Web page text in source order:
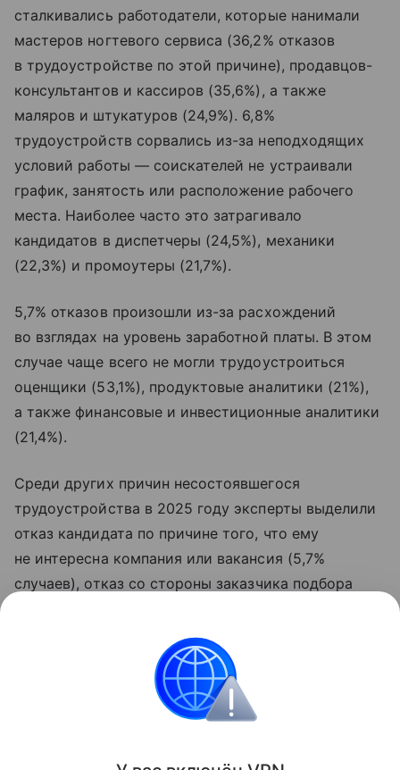
сталкивались работодатели, которые нанимали
мастеров ногтевого сервиса (36,2% отказов
в трудоустройстве по этой причине), продавцов-
консультантов и кассиров (35,6%), а также
маляров и штукатуров (24,9%). 6,8%
трудоустройств сорвались из-за неподходящих
условий работы — соискателей не устраивали
график, занятость или расположение рабочего
места. Наиболее часто это затрагивало
кандидатов в диспетчеры (24,5%), механики
(22,3%) и промоутеры (21,7%).
5,7% отказов произошли из-за расхождений
во взглядах на уровень заработной платы. В этом
случае чаще всего не могли трудоустроиться
оценщики (53,1%), продуктовые аналитики (21%),
а также финансовые и инвестиционные аналитики
(21,4%).
Среди других причин несостоявшегося
трудоустройства в 2025 году эксперты выделили
отказ кандидата по причине того, что ему
не интересна компания или вакансия (5,7%
случаев), отказ со стороны заказчика подбора
работодателя (1,1%). Меньше 1% отказов связаны
с культурным и личностным соответствием или
непрохождением проверки со стороны службы
безопасности компании.
Поделиться